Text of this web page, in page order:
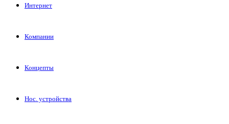
Интернет
Компании
Концепты
Нос. устройства